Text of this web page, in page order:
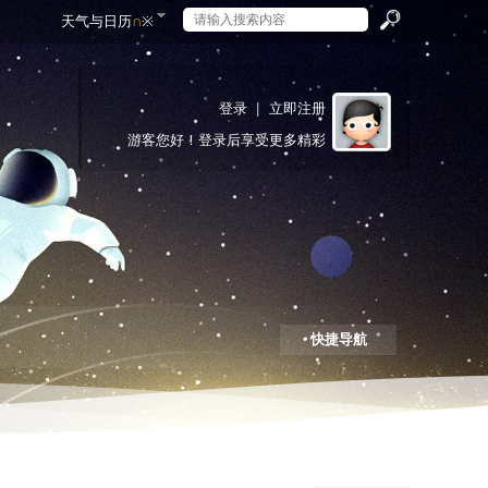
索
天气与日历∩※
登录
立即注册
游客您好！登录后享受更多精彩
快捷导航